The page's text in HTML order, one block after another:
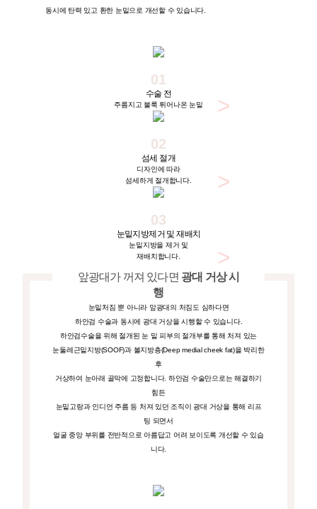
동시에 탄력 있고 환한 눈밑으로 개선할 수 있습니다.
01
수술 전
주름지고 불룩 튀어나온 눈밑
02
섬세 절개
디자인에 따라
섬세하게 절개합니다.
03
눈밑지방제거 및 재배치
눈밑지방을 제거 및
재배치합니다.
앞광대가 꺼져 있다면 광대 거상 시
행
눈밑처짐 뿐 아니라 앞광대의 처짐도 심하다면
하안검 수술과 동시에 광대 거상을 시행할 수 있습니다.
하안검수술을 위해 절개된 눈 밑 피부의 절개부를 통해 처져 있는
눈둘레근밑지방(SOOF)과 볼지방층(Deep medial cheek fat)을 박리한
후
거상하여 눈아래 골막에 고정합니다. 하안검 수술만으로는 해결하기
힘든
눈밑고랑과 인디언 주름 등 처져 있던 조직이 광대 거상을 통해 리프
팅 되면서
얼굴 중앙 부위를 전반적으로 아름답고 어려 보이도록 개선할 수 있습
니다.